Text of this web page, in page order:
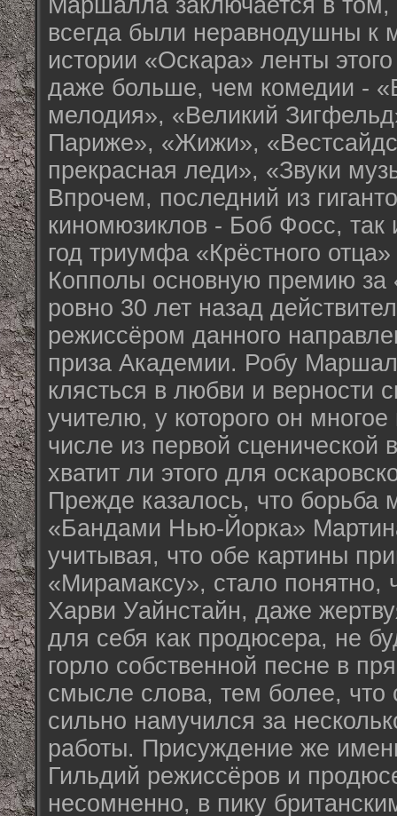
Маршалла заключается в
всегда были неравнодушны к
истории «Оскара» ленты
даже больше, чем комедии -
мелодия», «Великий
Париже», «Жижи»,
прекрасная леди», «Звуки
Впрочем, последний из
киномюзиклов - Боб Фосс,
год триумфа «Крёстного
Копполы основную премию за
ровно 30 лет назад
режиссёром данного
приза Академии. Робу
клясться в любви и верности
учителю, у которого он
числе из первой сценической
хватит ли этого для
Прежде казалось, что борьба
«Бандами Нью-Йорка»
учитывая, что обе картины
«Мирамаксу», стало понятно,
Харви Уайнстайн, даже
для себя как продюсера, не
горло собственной песне в
смысле слова, тем более, что
сильно намучился за
работы. Присуждение же
Гильдий режиссёров и
несомненно, в пику